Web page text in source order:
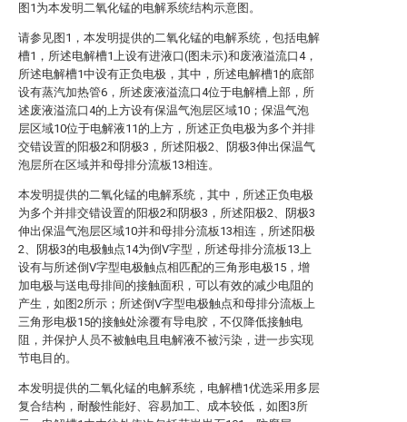
图1为本发明二氧化锰的电解系统结构示意图。
请参见图1，本发明提供的二氧化锰的电解系统，包括电解
槽1，所述电解槽1上设有进液口(图未示)和废液溢流口4，
所述电解槽1中设有正负电极，其中，所述电解槽1的底部
设有蒸汽加热管6，所述废液溢流口4位于电解槽上部，所
述废液溢流口4的上方设有保温气泡层区域10；保温气泡
层区域10位于电解液11的上方，所述正负电极为多个并排
交错设置的阳极2和阴极3，所述阳极2、阴极3伸出保温气
泡层所在区域并和母排分流板13相连。
本发明提供的二氧化锰的电解系统，其中，所述正负电极
为多个并排交错设置的阳极2和阴极3，所述阳极2、阴极3
伸出保温气泡层区域10并和母排分流板13相连，所述阳极
2、阴极3的电极触点14为倒V字型，所述母排分流板13上
设有与所述倒V字型电极触点相匹配的三角形电极15，增
加电极与送电母排间的接触面积，可以有效的减少电阻的
产生，如图2所示；所述倒V字型电极触点和母排分流板上
三角形电极15的接触处涂覆有导电胶，不仅降低接触电
阻，并保护人员不被触电且电解液不被污染，进一步实现
节电目的。
本发明提供的二氧化锰的电解系统，电解槽1优选采用多层
复合结构，耐酸性能好、容易加工、成本较低，如图3所